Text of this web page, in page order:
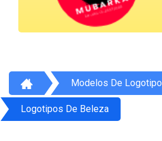
Modelos De Logotipo
Logotipos De Beleza